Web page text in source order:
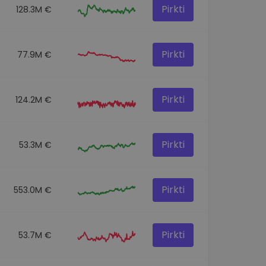
128.3M € Pirkti
77.9M € Pirkti
124.2M € Pirkti
53.3M € Pirkti
553.0M € Pirkti
53.7M € Pirkti